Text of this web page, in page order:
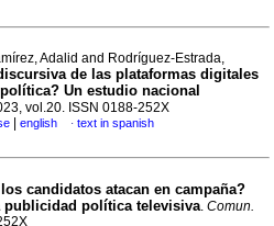
Adalid and Rodríguez-Estrada,
de las plataformas digitales
Un estudio nacional
vol.20. ISSN 0188-252X
english · text in spanish
candidatos atacan en campaña?
publicidad política televisiva. Comun.